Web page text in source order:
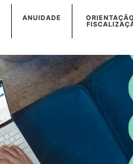
ANUIDADE